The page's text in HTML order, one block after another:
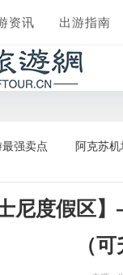
资讯 出游指南
阿克苏机场货运部
尼度假区
（